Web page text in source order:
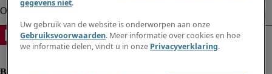
gegevens niet.
Uw gebruik van de website is onderworpen aan onze
Gebruiksvoorwaarden. Meer informatie over cookies en hoe
we informatie delen, vindt u in onze Privacyverklaring.